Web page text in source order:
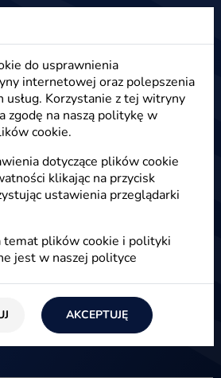
sklepy internetowe, e-marketing
w dziale wdrożeniowym dla
do usprawnienia
internetowej oraz polepszenia
usług. Korzystanie z tej witryny
zgodę na naszą politykę w
cookie.
dotyczące plików cookie
klikając na przycisk
ustawienia przeglądarki
plików cookie i polityki
jest w naszej polityce
AKCEPTUJĘ